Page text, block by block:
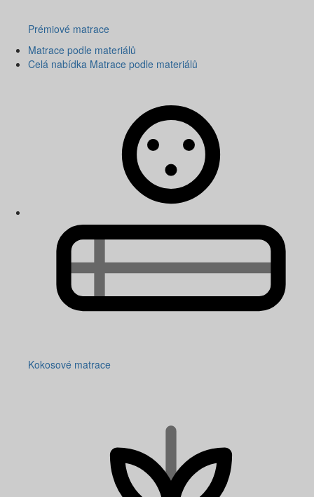
Prémiové matrace
Matrace podle materiálů
Celá nabídka Matrace podle materiálů
Kokosové matrace